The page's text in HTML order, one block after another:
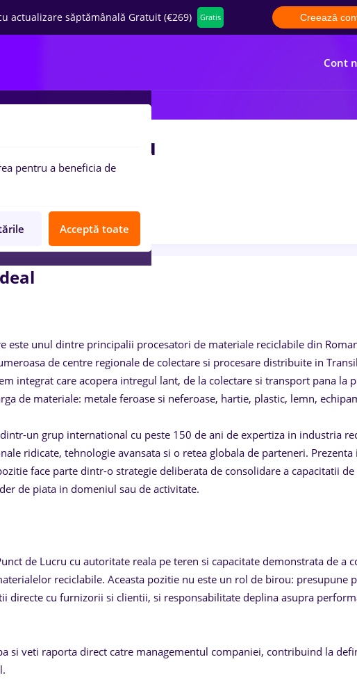
actualizare săptămânală Gratuit (€269) Gratis Creează
Cont
de lucru
Anunț verificat
este unul dintre principalii procesatori de materiale reciclabile din
de centre regionale de colectare si procesare distribuite in
integrat care acopera intregul lant, de la colectare si transport pana la
de materiale: metale feroase si neferoase, hartie, plastic, lemn,
un grup international cu peste 150 de ani de expertiza in industria
ridicate, tehnologie avansata si o retea globala de parteneri. Prezenta
face parte dintr-o strategie deliberata de consolidare a capacitatii
de piata in domeniul sau de activitate.
de Lucru cu autoritate reala pe teren si capacitate demonstrata de a
reciclabile. Aceasta pozitie nu este un rol de birou: presupune
directe cu furnizorii si clientii, si responsabilitate deplina asupra
si veti raporta direct catre managementul companiei, contribuind la
pentru a beneficia de
Acceptă toate